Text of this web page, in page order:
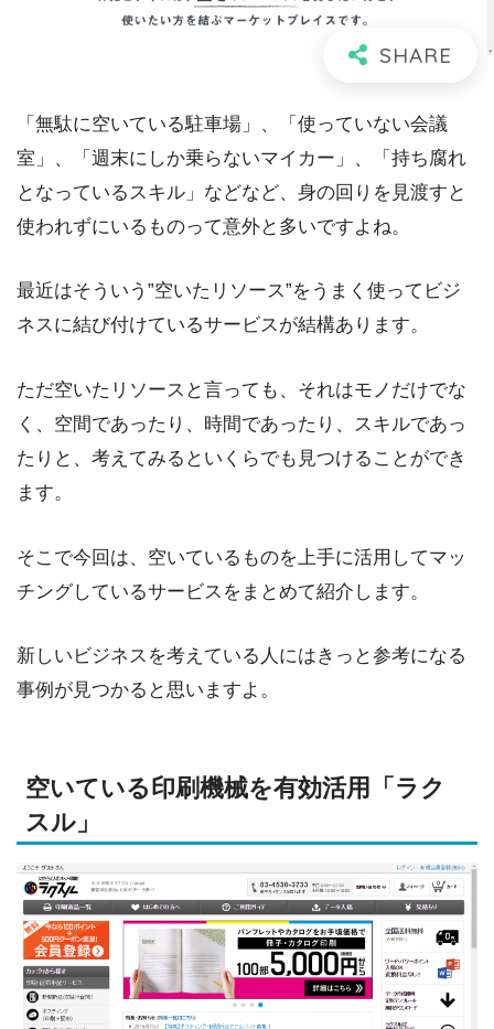
「無駄に空いている駐車場」、「使っていない会議
室」、「週末にしか乗らないマイカー」、「持ち腐れ
となっているスキル」などなど、身の回りを見渡すと
使われずにいるものって意外と多いですよね。
最近はそういう”空いたリソース”をうまく使ってビジ
ネスに結び付けているサービスが結構あります。
ただ空いたリソースと言っても、それはモノだけでな
く、空間であったり、時間であったり、スキルであっ
たりと、考えてみるといくらでも見つけることができ
ます。
そこで今回は、空いているものを上手に活用してマッ
チングしているサービスをまとめて紹介します。
新しいビジネスを考えている人にはきっと参考になる
事例が見つかると思いますよ。
空いている印刷機械を有効活用「ラク
スル」